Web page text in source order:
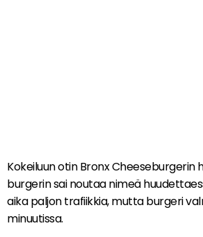
Kokeiluun otin Bronx Cheeseburgerin
burgerin sai noutaa nimeä
aika paljon trafiikkia, mutta burgeri
minuutissa.